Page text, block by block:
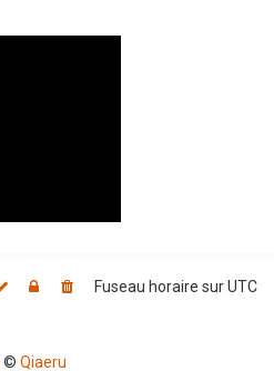
Fuseau horaire surUTC
© Qiaeru